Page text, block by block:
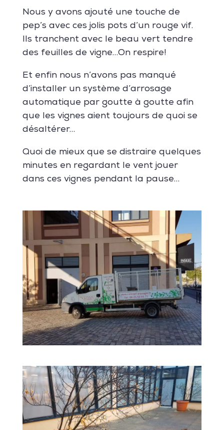
Nous y avons ajouté une touche de
pep’s avec ces jolis pots d’un rouge vif.
Ils tranchent avec le beau vert tendre
des feuilles de vigne…On respire!
Et enfin nous n’avons pas manqué
d’installer un système d’arrosage
automatique par goutte à goutte afin
que les vignes aient toujours de quoi se
désaltérer…
Quoi de mieux que se distraire quelques
minutes en regardant le vent jouer
dans ces vignes pendant la pause…